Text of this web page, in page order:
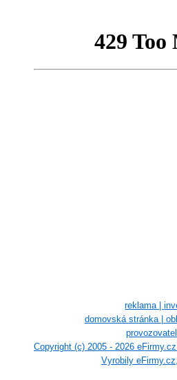
reklama |
domovská stránka |
Copyright (c) 2005 - 2026
Vyrobily